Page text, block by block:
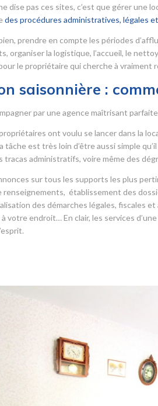
dise pas ces sites, c’est que gérer une
des procédures administratives, légales
prendre en compte les périodes
organiser la logistique, l’accueil, le
le propriétaire qui cherche à vraiment
saisonnière :
par une agence maîtrisant
ont voulu se lancer dans la
tâche est très loin d’être aussi simple
tracas administratifs, voire même des
sur tous les supports les plus
renseignements, établissement des
des démarches légales, fiscales
votre endroit… En clair, les services d’une